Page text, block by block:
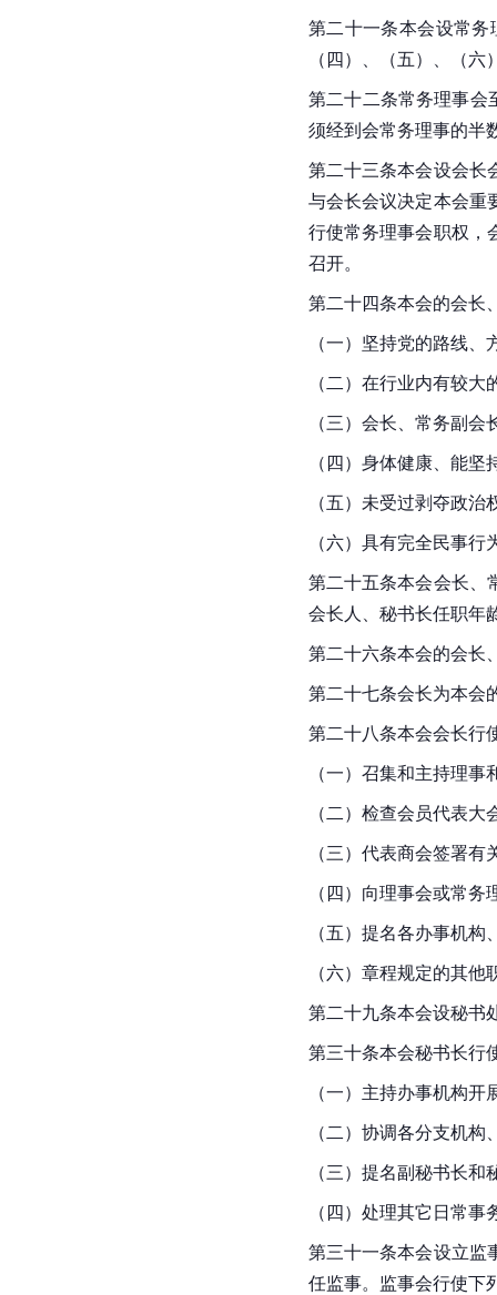
第二十一条本会设常
（四）、（五）、（
第二十二条常务理事会
须经到会常务理事的半
第二十三条本会设会长
与会长会议决定本会重
行使常务理事会职权，
召开。
第二十四条本会的会长
（一）坚持党的路线
（二）在行业内有较大
（三）会长、常务副
（四）身体健康、能
（五）未受过剥夺政
（六）具有完全民事行
第二十五条本会会长、
会长人、秘书长任职年
第二十六条本会的会长
第二十七条会长为本会
第二十八条本会会长行
（一）召集和主持理
（二）检查会员代表
（三）代表商会签署
（四）向理事会或常
（五）提名各办事机
（六）章程规定的其
第二十九条本会设秘书
第三十条本会秘书长行
（一）主持办事机构
（二）协调各分支机
（三）提名副秘书长
（四）处理其它日常事
第三十一条本会设立监
任监事。监事会行使下